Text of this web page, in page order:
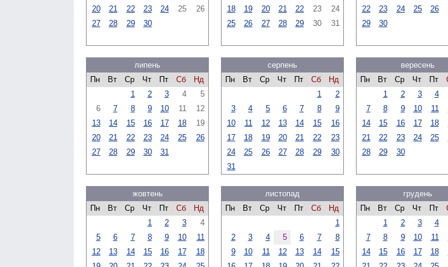
20
21 22 23 24 25
26
27
28 29 30
18
19 20 21 22 23
24
25
26 27 28 29 30 31
22
23 24 25 26
29
30
липень
Пн
Вт Ср Чт Пт Сб
Нд
1
2 3 4
5
6
7 8 9 10 11
12
13
14 15 16 17 18
19
20
21 22 23 24 25
26
27
28 29 30 31
серпень
Пн
Вт Ср Чт Пт Сб
Нд
1
2
3
4 5 6 7 8
9
10
11 12 13 14 15
16
17
18 19 20 21 22
23
24
25 26 27 28 29
30
31
вересень
Пн
Вт Ср Чт Пт
1
2 3 4
7
8 9 10 11
14
15 16 17 18
21
22 23 24 25
28
29 30
жовтень
Пн
Вт Ср Чт Пт Сб
Нд
1
2 3
4
5
6 7 8 9 10
11
12
13 14 15 16 17
18
листопад
Пн
Вт Ср Чт Пт Сб
Нд
1
2
3 4 5 6 7
8
9
10 11 12 13 14
15
грудень
Пн
Вт Ср Чт Пт
1
2 3 4
7
8 9 10 11
14
15 16 17 18